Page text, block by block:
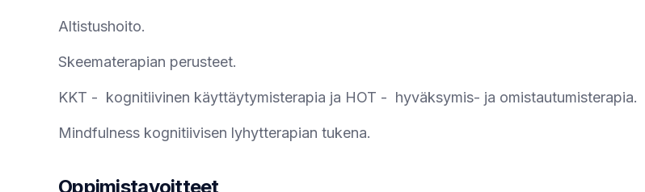
Altistushoito.
Skeematerapian perusteet.
KKT - kognitiivinen käyttäytymisterapia ja HOT - hyväksymis- ja omistautumisterapia.
Mindfulness kognitiivisen lyhytterapian tukena.
Oppimistavoitteet